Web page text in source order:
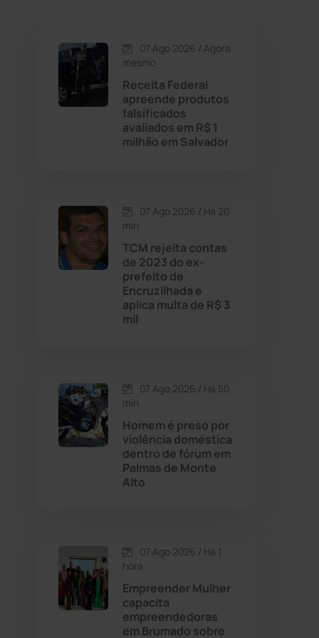
Caetité (1504)
Candiba
Cândido Sales
Caturama
Chapada Diamantina
Cordeiros (49)
Dom Basílio (391)
(1235)
Érico Cardoso
Esportes (522)
07 Ago 2026 / Agora
mesmo
Receita Federal
apreende produtos
falsificados
avaliados em R$ 1
milhão em Salvador
07 Ago 2026 / Há 20
min
TCM rejeita contas
de 2023 do ex-
prefeito de
Encruzilhada e
aplica multa de R$ 3
mil
07 Ago 2026 / Há 50
min
Homem é preso por
violência doméstica
dentro de fórum em
Palmas de Monte
Alto
07 Ago 2026 / Há 1
hora
Empreender Mulher
capacita
empreendedoras
em Brumado sobre